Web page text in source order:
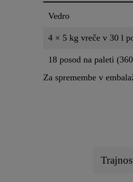
Vedro
4 × 5 kg vreče v 30 l
18 posod na paleti
Za spremembe v